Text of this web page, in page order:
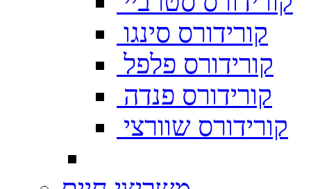
קורידורס סינגו
קורידורס פלפל
קורידורס פנדה
קורידורס שוורצי